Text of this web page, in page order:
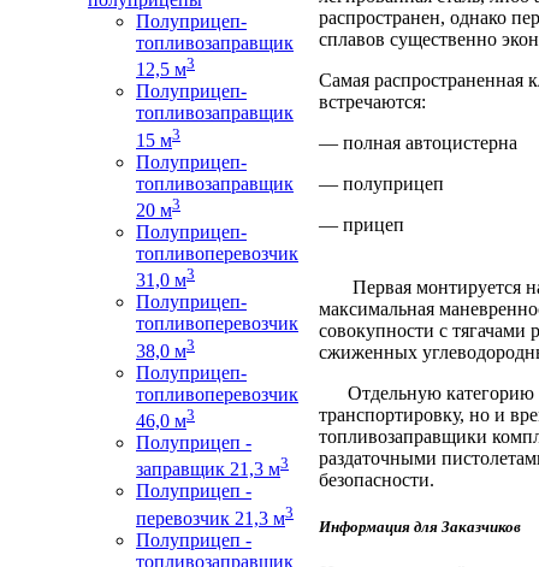
Полуприцеп-
топливозаправщик
12,5 м3
Полуприцеп-
топливозаправщик
15 м3
Полуприцеп-
топливозаправщик
20 м3
Полуприцеп-
топливоперевозчик
31,0 м3
Полуприцеп-
топливоперевозчик
38,0 м3
Полуприцеп-
топливоперевозчик
46,0 м3
Полуприцеп -
заправщик 21,3 м3
Полуприцеп -
перевозчик 21,3 м3
Полуприцеп -
топливозаправщик
распространен, однако
сплавов существенно
Самая распространенная
встречаются:
— полная автоцистерна
— полуприцеп
— прицеп
Первая монтируется на
максимальная
совокупности с тягачами
сжиженных
Отдельную категорию
транспортировку, но и
топливозаправщики
раздаточными
безопасности.
Информация для Заказчиков